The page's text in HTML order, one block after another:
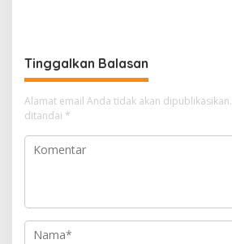
Tinggalkan Balasan
Alamat email Anda tidak akan dipublikasikan.
ditandai *